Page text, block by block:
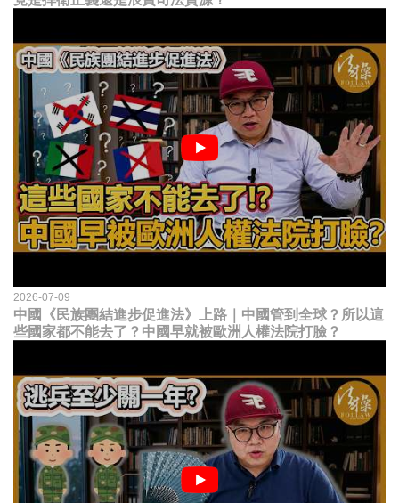
2026-07-09
中國《民族團結進步促進法》上路｜中國管到全球？所以這
些國家都不能去了？中國早就被歐洲人權法院打臉？